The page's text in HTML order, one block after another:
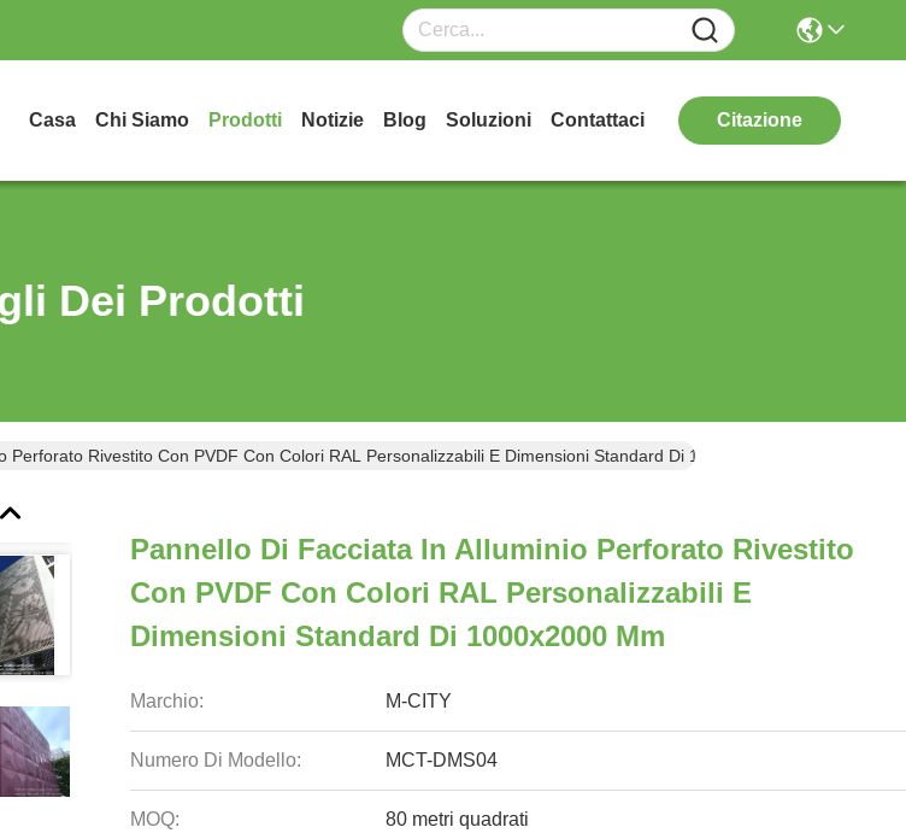
Casa Chi Siamo Prodotti Notizie Blog Soluzioni Contattaci Citazione
Dei Prodotti
Perforato Rivestito Con PVDF Con Colori RAL Personalizzabili E Dimensioni Standard Di 1000x2000 Mm
Pannello Di Facciata In Alluminio Perforato Rivestito
Con PVDF Con Colori RAL Personalizzabili E
Dimensioni Standard Di 1000x2000 Mm
Marchio: M-CITY
Numero Di Modello: MCT-DMS04
MOQ: 80 metri quadrati